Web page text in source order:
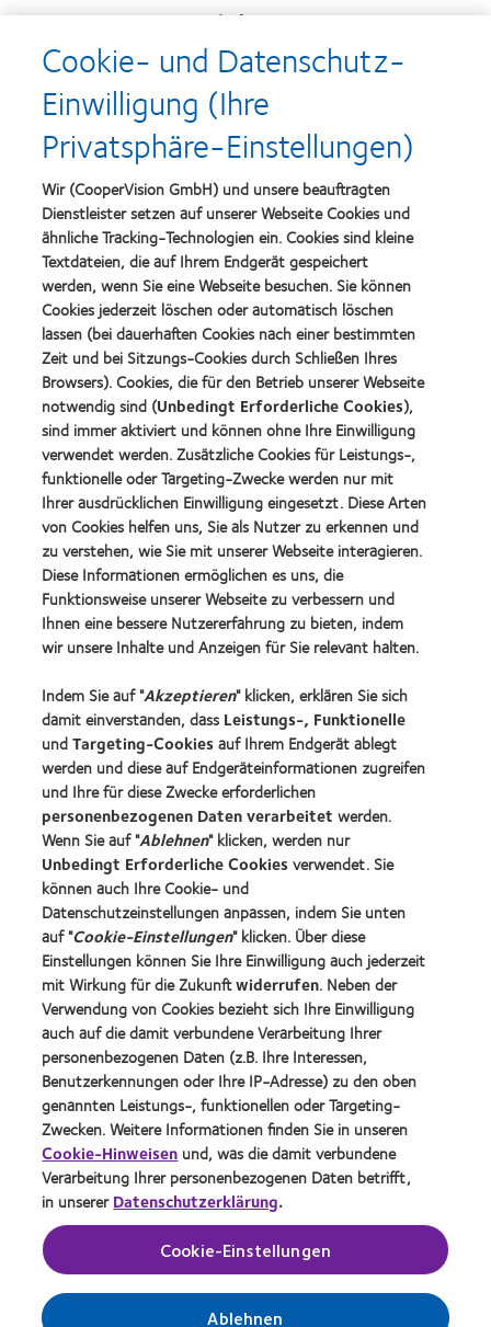
Auszeichnungen
Learn
more
about
Top-
Arbeitgeber
more
about
Silmo
d’Or-
Preis
für
das
beste
Produkt
mit
MyDay™
(2013)
Learn
more
about
VDCO
Young
Förderer
Learn
more
about
Spectaris
Mitglied
Learn
more
about
2019
BCLA
Industry
Award
Winner
Learn
more
about
German
Innovation
Award'22
Unsere Produkte
Kontaktlinsentechnologie
Kontaktlinsenspezialisten - Suche
Kontaktlinsen und Sehvermögen
Neuer Träger
Erfahrener Träger
Blog
Über CooperVision
Karriere
News-Zentrum
Kontakt
Legal
Datenschutzrichtlinie
Cookie-Hinweise
Nutzungsbedingungen
Impressum
Einwilligungspräferenzen verwalten
Cookie- und Datenschutz-
Einwilligung (Ihre
Privatsphäre-Einstellungen)
Wir (CooperVision GmbH) und unsere beauftragten
Dienstleister setzen auf unserer Webseite Cookies und
ähnliche Tracking-Technologien ein. Cookies sind kleine
Textdateien, die auf Ihrem Endgerät gespeichert
werden, wenn Sie eine Webseite besuchen. Sie können
Cookies jederzeit löschen oder automatisch löschen
lassen (bei dauerhaften Cookies nach einer bestimmten
Zeit und bei Sitzungs-Cookies durch Schließen Ihres
Browsers). Cookies, die für den Betrieb unserer Webseite
notwendig sind (Unbedingt Erforderliche Cookies),
sind immer aktiviert und können ohne Ihre Einwilligung
verwendet werden. Zusätzliche Cookies für Leistungs-,
funktionelle oder Targeting-Zwecke werden nur mit
Ihrer ausdrücklichen Einwilligung eingesetzt. Diese Arten
von Cookies helfen uns, Sie als Nutzer zu erkennen und
zu verstehen, wie Sie mit unserer Webseite interagieren.
Diese Informationen ermöglichen es uns, die
Funktionsweise unserer Webseite zu verbessern und
Ihnen eine bessere Nutzererfahrung zu bieten, indem
wir unsere Inhalte und Anzeigen für Sie relevant halten.
Indem Sie auf "Akzeptieren" klicken, erklären Sie sich
damit einverstanden, dass Leistungs-, Funktionelle
undTargeting-Cookiesauf Ihrem Endgerät ablegt
werden und diese auf Endgeräteinformationen zugreifen
und Ihre für diese Zwecke erforderlichen
personenbezogenen Daten verarbeitet werden.
Wenn Sie auf "Ablehnen" klicken, werden nur
Unbedingt Erforderliche Cookiesverwendet. Sie
können auch Ihre Cookie- und
Datenschutzeinstellungen anpassen, indem Sie unten
auf "Cookie-Einstellungen" klicken. Über diese
Einstellungen können Sie Ihre Einwilligung auch jederzeit
mit Wirkung für die Zukunftwiderrufen. Neben der
Verwendung von Cookies bezieht sich Ihre Einwilligung
auch auf die damit verbundene Verarbeitung Ihrer
personenbezogenen Daten (z.B. Ihre Interessen,
Benutzerkennungen oder Ihre IP-Adresse) zu den oben
genannten Leistungs-, funktionellen oder Targeting-
Zwecken. Weitere Informationen finden Sie in unseren
Cookie-Hinweisen und, was die damit verbundene
Verarbeitung Ihrer personenbezogenen Daten betrifft,
in unsererDatenschutzerklärung.
Cookie-Einstellungen
Ablehnen